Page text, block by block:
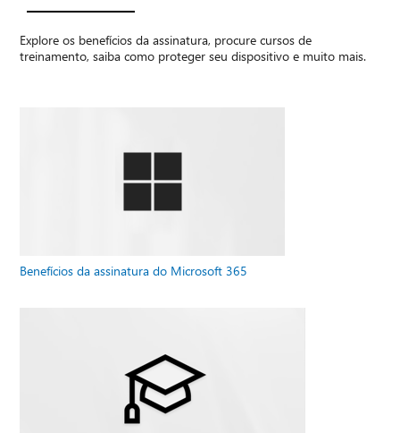
Explore os benefícios da assinatura, procure cursos de
treinamento, saiba como proteger seu dispositivo e muito mais.
Benefícios da assinatura do Microsoft 365